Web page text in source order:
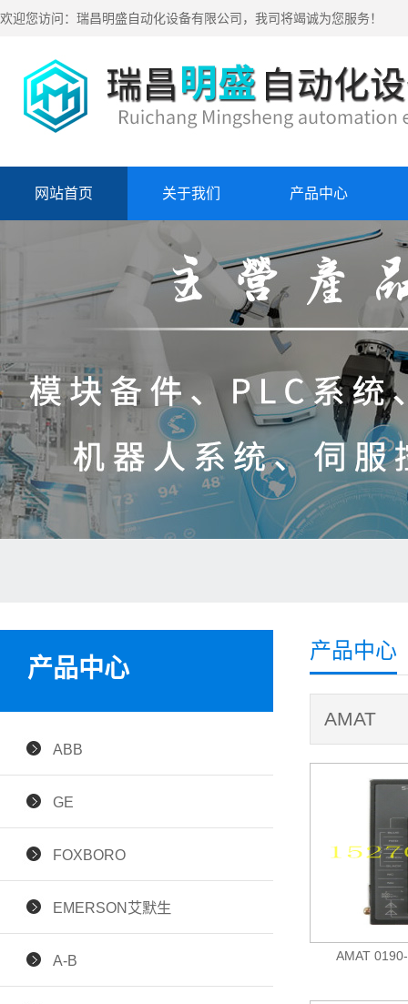
欢迎您访问：瑞昌明盛自动化设备有限公司，我司将竭诚为您服务！
网站首页 关于我们 产品中心
产品中心
ABB
GE
FOXBORO
EMERSON艾默生
A-B
产品中心
AMAT
AMAT